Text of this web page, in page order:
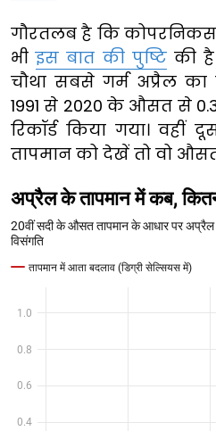
गौरतलब है कि
भीइस बात की पुष्टिकी है
चौथा सबसे गर्म अप्रैल का
1991 से 2020 के औसत से
रिकॉर्ड किया गया। वहीं
तापमान को देखें तो वो